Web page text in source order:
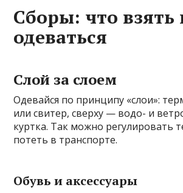
Сборы: что взять
одеваться
Слой за слоем
Одевайся по принципу «слои»:
или свитер, сверху — водо- и
куртка. Так можно регулировать
потеть в транспорте.
Обувь и аксессуары